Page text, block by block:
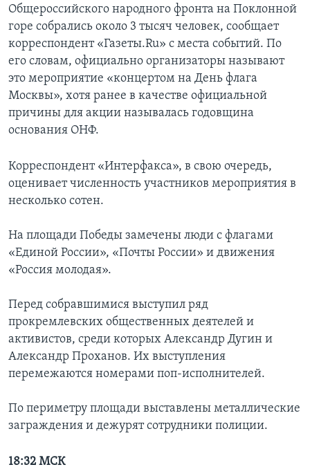
Общероссийского народного фронта на Поклонной
горе собрались около 3 тысяч человек, сообщает
корреспондент «Газеты.Ru» с места событий. По
его словам, официально организаторы называют
это мероприятие «концертом на День флага
Москвы», хотя ранее в качестве официальной
причины для акции называлась годовщина
основания ОНФ.
Корреспондент «Интерфакса», в свою очередь,
оценивает численность участников мероприятия в
несколько сотен.
На площади Победы замечены люди с флагами
«Единой России», «Почты России» и движения
«Россия молодая».
Перед собравшимися выступил ряд
прокремлевских общественных деятелей и
активистов, среди которых Александр Дугин и
Александр Проханов. Их выступления
перемежаются номерами поп-исполнителей.
По периметру площади выставлены металлические
заграждения и дежурят сотрудники полиции.
18:32 МСК